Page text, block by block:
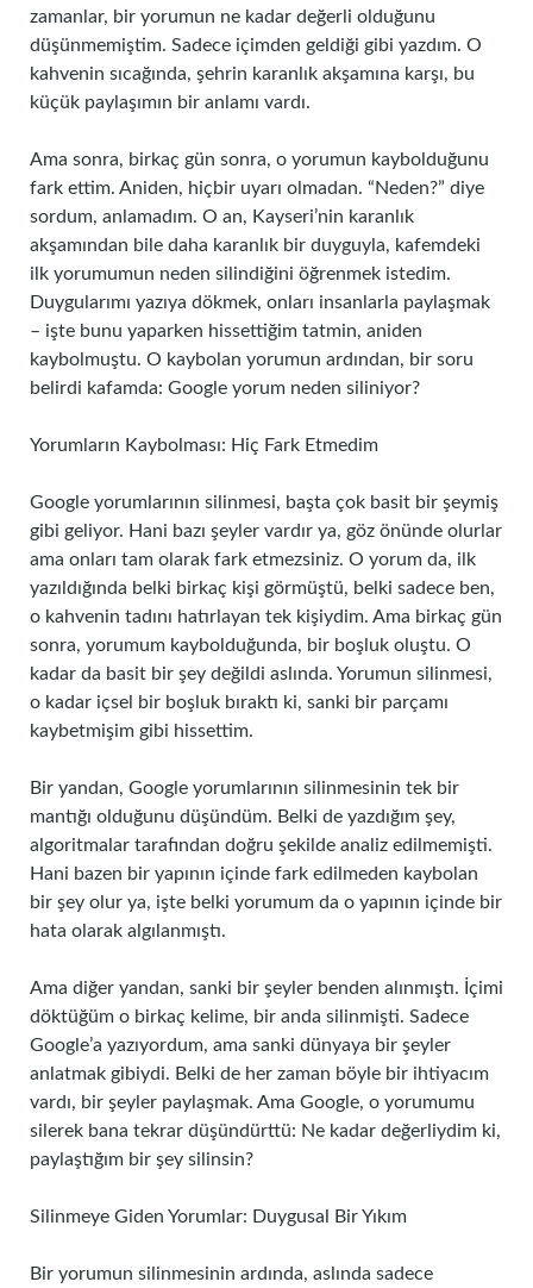
zamanlar, bir yorumun ne kadar değerli olduğunu
düşünmemiştim. Sadece içimden geldiği gibi yazdım. O
kahvenin sıcağında, şehrin karanlık akşamına karşı, bu
küçük paylaşımın bir anlamı vardı.
Ama sonra, birkaç gün sonra, o yorumun kaybolduğunu
fark ettim. Aniden, hiçbir uyarı olmadan. “Neden?” diye
sordum, anlamadım. O an, Kayseri’nin karanlık
akşamından bile daha karanlık bir duyguyla, kafemdeki
ilk yorumumun neden silindiğini öğrenmek istedim.
Duygularımı yazıya dökmek, onları insanlarla paylaşmak
– işte bunu yaparken hissettiğim tatmin, aniden
kaybolmuştu. O kaybolan yorumun ardından, bir soru
belirdi kafamda: Google yorum neden siliniyor?
Yorumların Kaybolması: Hiç Fark Etmedim
Google yorumlarının silinmesi, başta çok basit bir şeymiş
gibi geliyor. Hani bazı şeyler vardır ya, göz önünde olurlar
ama onları tam olarak fark etmezsiniz. O yorum da, ilk
yazıldığında belki birkaç kişi görmüştü, belki sadece ben,
o kahvenin tadını hatırlayan tek kişiydim. Ama birkaç gün
sonra, yorumum kaybolduğunda, bir boşluk oluştu. O
kadar da basit bir şey değildi aslında. Yorumun silinmesi,
o kadar içsel bir boşluk bıraktı ki, sanki bir parçamı
kaybetmişim gibi hissettim.
Bir yandan, Google yorumlarının silinmesinin tek bir
mantığı olduğunu düşündüm. Belki de yazdığım şey,
algoritmalar tarafından doğru şekilde analiz edilmemişti.
Hani bazen bir yapının içinde fark edilmeden kaybolan
bir şey olur ya, işte belki yorumum da o yapının içinde bir
hata olarak algılanmıştı.
Ama diğer yandan, sanki bir şeyler benden alınmıştı. İçimi
döktüğüm o birkaç kelime, bir anda silinmişti. Sadece
Google’a yazıyordum, ama sanki dünyaya bir şeyler
anlatmak gibiydi. Belki de her zaman böyle bir ihtiyacım
vardı, bir şeyler paylaşmak. Ama Google, o yorumumu
silerek bana tekrar düşündürttü: Ne kadar değerliydim ki,
paylaştığım bir şey silinsin?
Silinmeye Giden Yorumlar: Duygusal Bir Yıkım
Bir yorumun silinmesinin ardında, aslında sadece